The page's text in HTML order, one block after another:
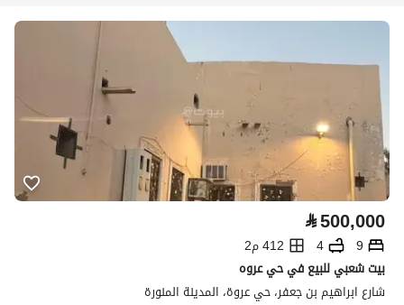
⃁500,000
9
4
412 م2
بيت شعبي للبيع في حي عروه
شارع ابراهيم بن جعفر، حي عروة، المدينة المنورة